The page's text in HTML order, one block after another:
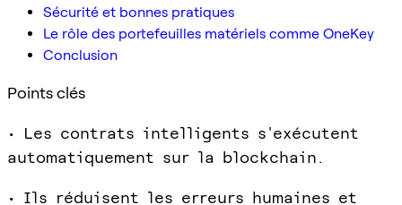
Sécurité et bonnes pratiques
Le rôle des portefeuilles matériels comme OneKey
Conclusion
Points clés
• Les contrats intelligents s'exécutent
automatiquement sur la blockchain.
• Ils réduisent les erreurs humaines et